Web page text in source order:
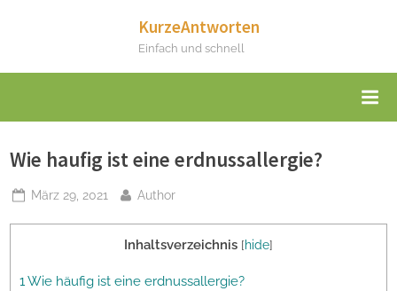
KurzeAntworten
Einfach und schnell
Wie haufig ist eine erdnussallergie?
Posted
März 29, 2021 By
Author
Inhaltsverzeichnis [hide]
1 Wie häufig ist eine erdnussallergie?